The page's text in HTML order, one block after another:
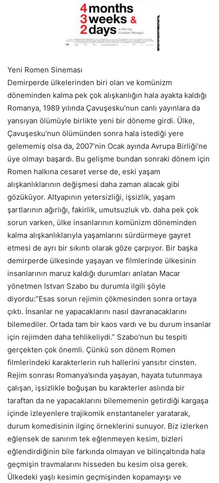
Yeni Romen Sineması
Demirperde ülkelerinden biri olan ve komünizm
döneminden kalma pek çok alışkanlığın hala ayakta kaldığı
Romanya, 1989 yılında Çavuşesku’nun canlı yayınlara da
yansıyan ölümüyle birlikte yeni bir döneme girdi. Ülke,
Çavuşesku’nun ölümünden sonra hala istediği yere
gelememiş olsa da, 2007’nin Ocak ayında Avrupa Birliği’ne
üye olmayı başardı. Bu gelişme bundan sonraki dönem için
Romen halkına cesaret verse de, eski yaşam
alışkanlıklarının değişmesi daha zaman alacak gibi
gözüküyor. Altyapının yetersizliği, işsizlik, yaşam
şartlarının ağırlığı, fakirlik, umutsuzluk vb. daha pek çok
sorun varken, ülke insanlarının komünizm döneminden
kalma alışkanlıklarıyla yaşamlarını sürdürmeye gayret
etmesi de ayrı bir sıkıntı olarak göze çarpıyor. Bir başka
demirperde ülkesinde yaşayan ve filmlerinde ülkesinin
insanlarının maruz kaldığı durumları anlatan Macar
yönetmen Istvan Szabo bu durumla ilgili şöyle
diyordu:”Esas sorun rejimin çökmesinden sonra ortaya
çıktı. İnsanlar ne yapacaklarını nasıl davranacaklarını
bilemediler. Ortada tam bir kaos vardı ve bu durum insanlar
için rejimden daha tehlikeliydi.” Szabo’nun bu tespiti
gerçekten çok önemli. Çünkü son dönem Romen
filmlerindeki karakterlerin ruh hallerini yansıtır cinsten.
Rejim sonrası Romanya’sında yaşayan, hayata tutunmaya
çalışan, işsizlikle boğuşan bu karakterler aslında bir
taraftan da ne yapacaklarını bilememenin getirdiği kargaşa
içinde izleyenlere trajikomik enstantaneler yaratarak,
durum komedisinin ilginç örneklerini sunuyor. Biz izlerken
eğlensek de sanırım tek eğlenmeyen kesim, bizleri
eğlendirdiğinin bile farkında olmayan ve bilinçaltında hala
geçmişin travmalarını hisseden bu kesim olsa gerek.
Ülkedeki yaşlı kesimin geçmişinden kopamayışı ve